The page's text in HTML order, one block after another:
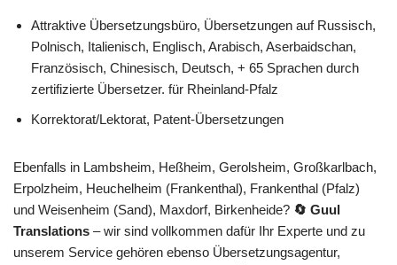
Attraktive Übersetzungsbüro, Übersetzungen auf Russisch,
Polnisch, Italienisch, Englisch, Arabisch, Aserbaidschan,
Französisch, Chinesisch, Deutsch, + 65 Sprachen durch
zertifizierte Übersetzer. für Rheinland-Pfalz
Korrektorat/Lektorat, Patent-Übersetzungen
Ebenfalls in Lambsheim, Heßheim, Gerolsheim, Großkarlbach,
Erpolzheim, Heuchelheim (Frankenthal), Frankenthal (Pfalz)
und Weisenheim (Sand), Maxdorf, Birkenheide? 🔄 Guul
Translations – wir sind vollkommen dafür Ihr Experte und zu
unserem Service gehören ebenso Übersetzungsagentur,